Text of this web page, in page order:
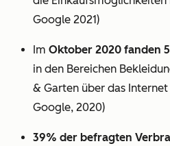
Google 2021)
Im Oktober 2020 fanden
in den Bereichen
& Garten über das
Google, 2020)
39% der befragten